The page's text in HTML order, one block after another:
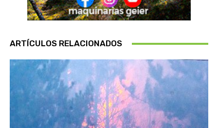
ARTÍCULOS RELACIONADOS